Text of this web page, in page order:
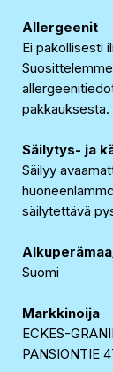
Allergeenit
Ei pakollisesti
pakkauksesta.
Säilytys- ja
Säilyy
säilytettävä
Suomi
Markkinoija
ECKES-
PANSIONTIE